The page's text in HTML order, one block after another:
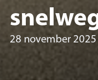
28 november 2025